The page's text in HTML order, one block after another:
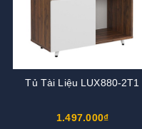
Tủ Tài Liệu LUX880-2T1
1.497.000₫